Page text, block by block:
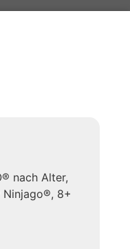
nach Alter,
Ninjago®, 8+